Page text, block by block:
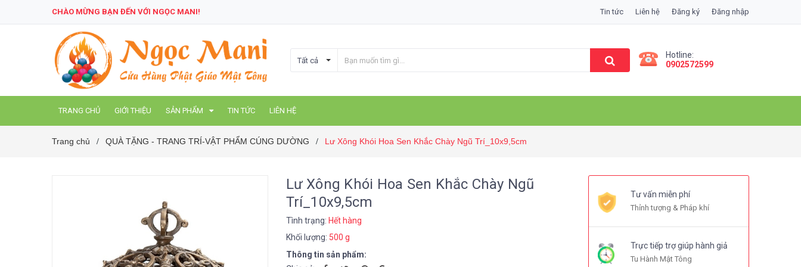
CHÀO MỪNG BẠN ĐẾN VỚI NGỌC MANI! Tin tức Liên hệ Đăng ký Đăng nhập
Tất cả
Hotline:
0902572599
TRANG CHỦ GIỚI THIỆU SẢN PHẨM TIN TỨC LIÊN HỆ
Trang chủ / QUÀ TẶNG - TRANG TRÍ-VẬT PHẨM CÚNG DƯỜNG / Lư Xông Khói Hoa Sen Khắc Chày Ngũ Trí_10x9,5cm
Lư Xông Khói Hoa Sen Khắc Chày Ngũ
Trí_10x9,5cm
Tình trạng: Hết hàng
Khối lượng: 500 g
Thông tin sản phẩm:
Tư vấn miễn phí
Thỉnh tượng & Pháp khí
Trực tiếp trợ giúp hành giả
Tu Hành Mật Tông